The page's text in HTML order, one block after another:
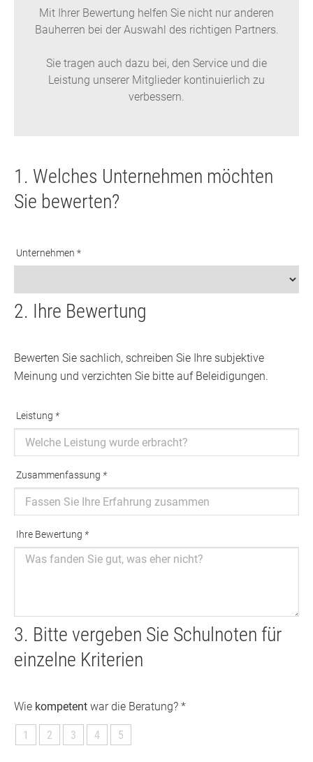
Mit Ihrer Bewertung helfen Sie nicht nur anderen
Bauherren bei der Auswahl des richtigen Partners.
Sie tragen auch dazu bei, den Service und die
Leistung unserer Mitglieder kontinuierlich zu
verbessern.
1. Welches Unternehmen möchten
Sie bewerten?
Unternehmen *
2. Ihre Bewertung
Bewerten Sie sachlich, schreiben Sie Ihre subjektive
Meinung und verzichten Sie bitte auf Beleidigungen.
Leistung *
Ausfüllen erforderlich
Zusammenfassung *
Ausfüllen erforderlich
Ihre Bewertung *
Ausfüllen erforderlich
3. Bitte vergeben Sie Schulnoten für
einzelne Kriterien
Wie kompetent war die Beratung? *
1 2 3 4 5